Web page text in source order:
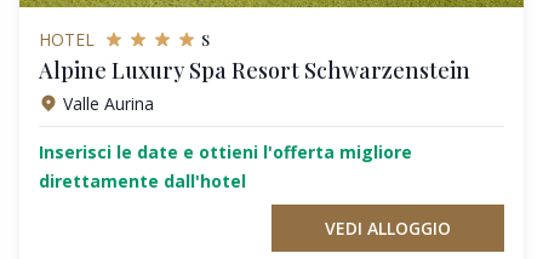
HOTEL s
Alpine Luxury Spa Resort Schwarzenstein
Valle Aurina
Inserisci le date e ottieni l'offerta migliore
direttamente dall'hotel
VEDI ALLOGGIO